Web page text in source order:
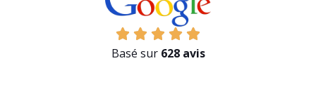
Basé sur 628 avis